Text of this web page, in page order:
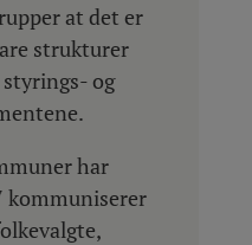
at det er
strukturer
og
har
kommuniserer